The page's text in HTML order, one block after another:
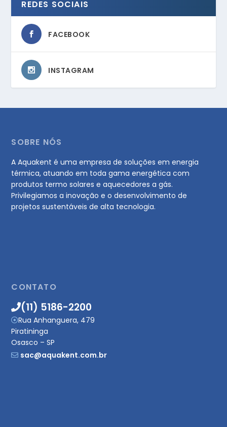
REDES SOCIAIS
FACEBOOK
INSTAGRAM
SOBRE NÓS
A Aquakent é uma empresa de soluções em energia
térmica, atuando em toda gama energética com
produtos termo solares e aquecedores a gás.
Privilegiamos a inovação e o desenvolvimento de
projetos sustentáveis de alta tecnologia.
CONTATO
(11) 5186-2200
Rua Anhanguera, 479
Piratininga
Osasco – SP
sac@aquakent.com.br